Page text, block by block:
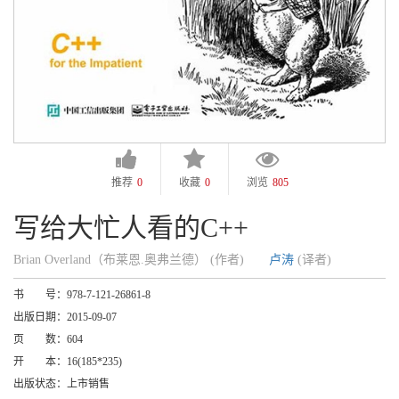
推荐 0 收藏 0 浏览 805
写给大忙人看的C++
Brian Overland（布莱恩.奥弗兰德） (作者) 卢涛 (译者)
书 号： 978-7-121-26861-8
出版日期： 2015-09-07
页 数： 604
开 本： 16(185*235)
出版状态： 上市销售